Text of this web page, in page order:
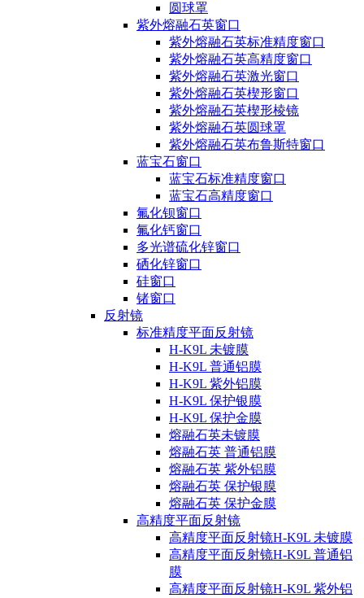
圆球罩
紫外熔融石英窗口
紫外熔融石英标准精度窗口
紫外熔融石英高精度窗口
紫外熔融石英激光窗口
紫外熔融石英楔形窗口
紫外熔融石英楔形棱镜
紫外熔融石英圆球罩
紫外熔融石英布鲁斯特窗口
蓝宝石窗口
蓝宝石标准精度窗口
蓝宝石高精度窗口
氟化钡窗口
氟化钙窗口
多光谱硫化锌窗口
硒化锌窗口
硅窗口
锗窗口
反射镜
标准精度平面反射镜
H-K9L 未镀膜
H-K9L 普通铝膜
H-K9L 紫外铝膜
H-K9L 保护银膜
H-K9L 保护金膜
熔融石英未镀膜
熔融石英 普通铝膜
熔融石英 紫外铝膜
熔融石英 保护银膜
熔融石英 保护金膜
高精度平面反射镜
高精度平面反射镜H-K9L 未镀膜
高精度平面反射镜H-K9L 普通铝
膜
高精度平面反射镜H-K9L 紫外铝